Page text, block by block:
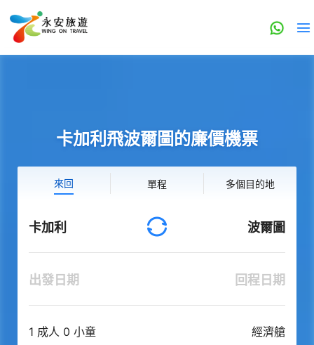
卡加利飛波爾圖的廉價機票
來回 單程 多個目的地
卡加利 波爾圖
出發日期 回程日期
1 成人 0 小童 經濟艙